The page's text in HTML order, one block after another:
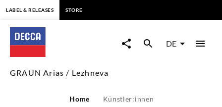
GRAUN
Arias
LABEL & RELEASES STORE
DE
GRAUN Arias / Lezhneva
Home Künstler:innen